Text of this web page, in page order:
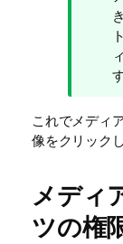
ト
メ
モ
これでメディ
像をクリック
メディ
ツの権